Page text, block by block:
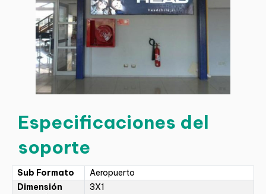
Especificaciones del
soporte
Sub Formato
Aeropuerto
Dimensión
3X1